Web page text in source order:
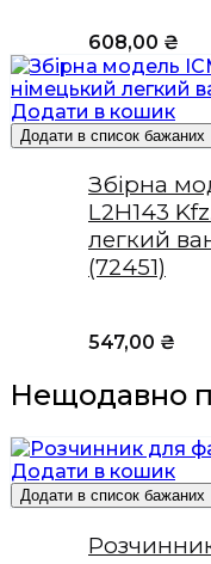
608,00 ₴
Додати в кошик
Додати в список бажаних
Збірна
L2H143
легкий
(72451)
547,00 ₴
Нещодавно
Додати в кошик
Додати в список бажаних